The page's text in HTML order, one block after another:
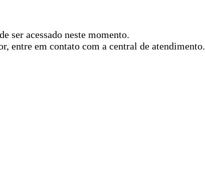
ser acessado neste momento.
entre em contato com a central de atendimento.